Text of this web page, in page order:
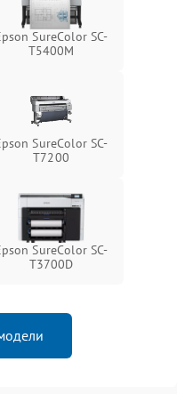
SureColor SC-
T5400M
SureColor SC-
T7200
SureColor SC-
T3700D